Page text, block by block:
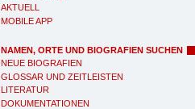
AKTUELL
MOBILE APP
NAMEN, ORTE UND BIOGRAFIEN SUCHEN
NEUE BIOGRAFIEN
GLOSSAR UND ZEITLEISTEN
LITERATUR
DOKUMENTATIONEN